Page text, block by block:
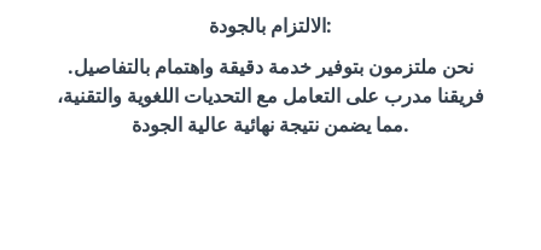
الالتزام بالجودة:
نحن ملتزمون بتوفير خدمة دقيقة واهتمام بالتفاصيل.
فريقنا مدرب على التعامل مع التحديات اللغوية والتقنية،
مما يضمن نتيجة نهائية عالية الجودة.